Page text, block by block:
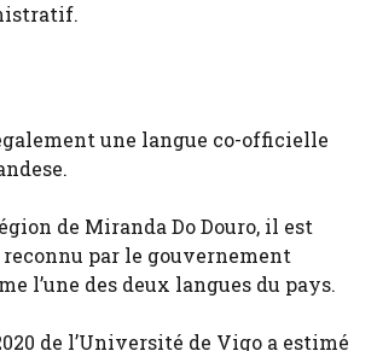
une langue co-officielle
de Miranda Do Douro, il est
par le gouvernement
l’une des deux langues du pays.
de l’Université de Vigo a estimé